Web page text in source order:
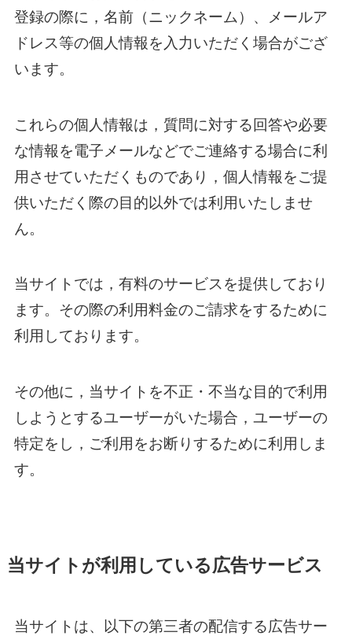
登録の際に，名前（ニックネーム）、メールア
ドレス等の個人情報を入力いただく場合がござ
います。
これらの個人情報は，質問に対する回答や必要
な情報を電子メールなどでご連絡する場合に利
用させていただくものであり，個人情報をご提
供いただく際の目的以外では利用いたしませ
ん。
当サイトでは，有料のサービスを提供しており
ます。その際の利用料金のご請求をするために
利用しております。
その他に，当サイトを不正・不当な目的で利用
しようとするユーザーがいた場合，ユーザーの
特定をし，ご利用をお断りするために利用しま
す。
当サイトが利用している広告サービス
当サイトは、以下の第三者の配信する広告サー